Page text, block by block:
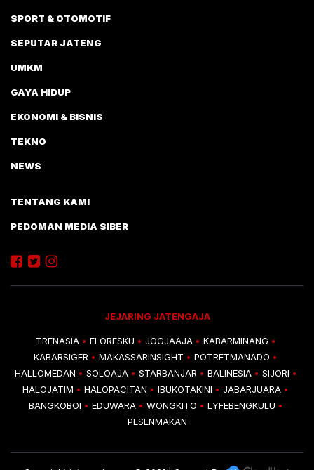
SPORT & OTOMOTIF
SEPUTAR JATENG
UMKM
GAYA HIDUP
EKONOMI & BISNIS
TEKNO
NEWS
TENTANG KAMI
PEDOMAN MEDIA SIBER
JEJARING JATENGAJA
TRENASIA • FLORESKU • JOGJAAJA • KABARMINANG •
KABARSIGER • MAKASSARINSIGHT • POTRETMANADO •
HALLOMEDAN • SOLOAJA • STARBANJAR • BALINESIA • SIJORI •
HALOJATIM • HALOPACITAN • IBUKOTAKINI • JABARJUARA •
BANGKOBOI • EDUWARA • WONGKITO • LYFEBENGKULU •
PESENMAKAN